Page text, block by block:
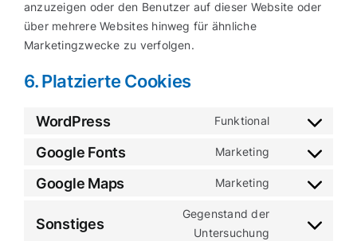
anzuzeigen oder den Benutzer auf dieser Website oder
über mehrere Websites hinweg für ähnliche
Marketingzwecke zu verfolgen.
6. Platzierte Cookies
WordPress Funktional
Consent
wordpress
Google Fonts Marketing
Consent
Google Maps Marketing
Consent
service
Sonstiges
Gegenstand der
Untersuchung
Consent